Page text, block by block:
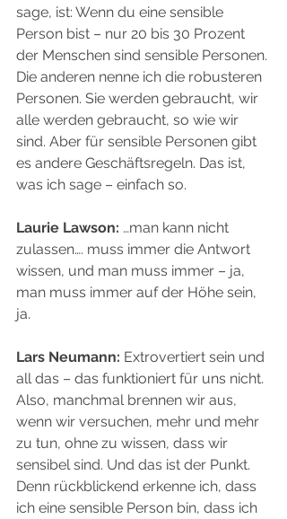
sage, ist: Wenn du eine sensible
Person bist – nur 20 bis 30 Prozent
der Menschen sind sensible Personen.
Die anderen nenne ich die robusteren
Personen. Sie werden gebraucht, wir
alle werden gebraucht, so wie wir
sind. Aber für sensible Personen gibt
es andere Geschäftsregeln. Das ist,
was ich sage – einfach so.
Laurie Lawson: …man kann nicht
zulassen…. muss immer die Antwort
wissen, und man muss immer – ja,
man muss immer auf der Höhe sein,
ja.
Lars Neumann: Extrovertiert sein und
all das – das funktioniert für uns nicht.
Also, manchmal brennen wir aus,
wenn wir versuchen, mehr und mehr
zu tun, ohne zu wissen, dass wir
sensibel sind. Und das ist der Punkt.
Denn rückblickend erkenne ich, dass
ich eine sensible Person bin, dass ich